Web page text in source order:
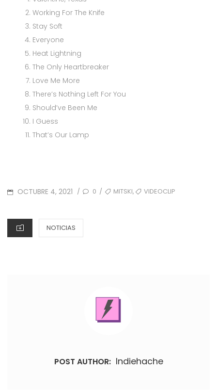
Working For The Knife
Stay Soft
Everyone
Heat Lightning
The Only Heartbreaker
Love Me More
There’s Nothing Left For You
Should’ve Been Me
I Guess
That’s Our Lamp
POSTED
OCTUBRE 4, 2021 / 0 / TAGSMITSKI, VIDEOCLIP
CATEGORIES
NOTICIAS
POST AUTHOR: Indiehache